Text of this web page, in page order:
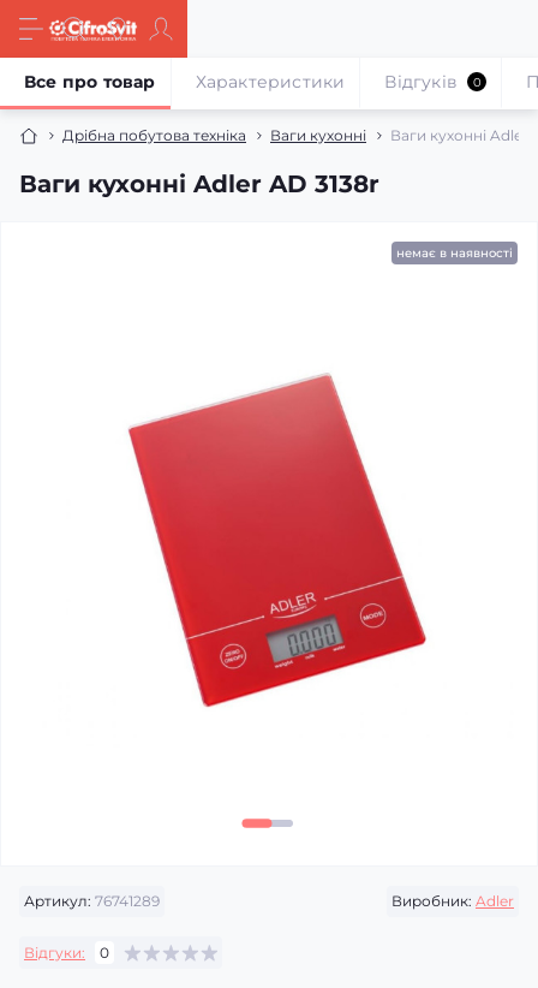
Дрібна побутова техніка Ваги кухонні Ваги кухонні Adler
Ваги кухонні Adler AD 3138r
Все про товар Характеристики Відгуків 0
немає в наявності
Артикул: 76741289 Виробник: Adler
Відгуки: 0